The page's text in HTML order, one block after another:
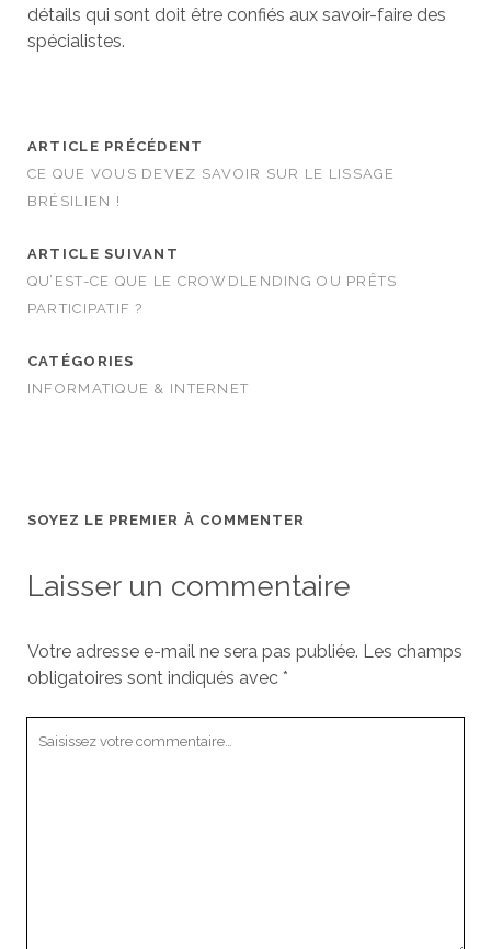
détails qui sont doit être confiés aux savoir-faire des
spécialistes.
ARTICLE PRÉCÉDENT
CE QUE VOUS DEVEZ SAVOIR SUR LE LISSAGE
BRÉSILIEN !
ARTICLE SUIVANT
QU’EST-CE QUE LE CROWDLENDING OU PRÊTS
PARTICIPATIF ?
CATÉGORIES
INFORMATIQUE & INTERNET
SOYEZ LE PREMIER À COMMENTER
Laisser un commentaire
Votre adresse e-mail ne sera pas publiée. Les champs
obligatoires sont indiqués avec *